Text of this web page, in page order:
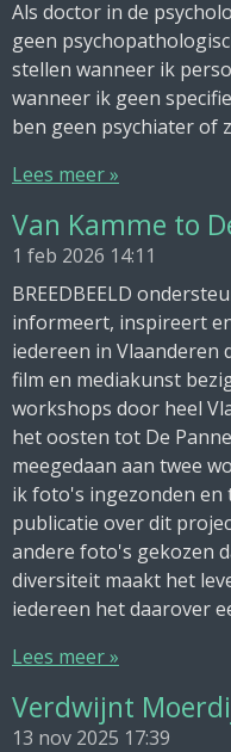
Als doctor in de
geen
stellen wanneer ik
wanneer ik geen
ben geen psychiater of
Lees meer »
Van Kamme to
1 feb 2026 14:11
BREEDBEELD
informeert, inspireert
iedereen in
film en mediakunst
workshops door heel
het oosten tot De
meegedaan aan twee
ik foto's ingezonden en
publicatie over dit
andere foto's gekozen
diversiteit maakt het
iedereen het daarover
Lees meer »
Verdwijnt
13 nov 2025 17:39